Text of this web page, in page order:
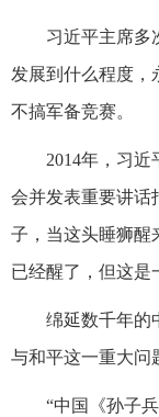
习近平主席多
发展到什么程度，
不搞军备竞赛。
2014年，习
会并发表重要讲话
子，当这头睡狮醒
已经醒了，但这是
绵延数千年的
与和平这一重大问
“中国《孙子